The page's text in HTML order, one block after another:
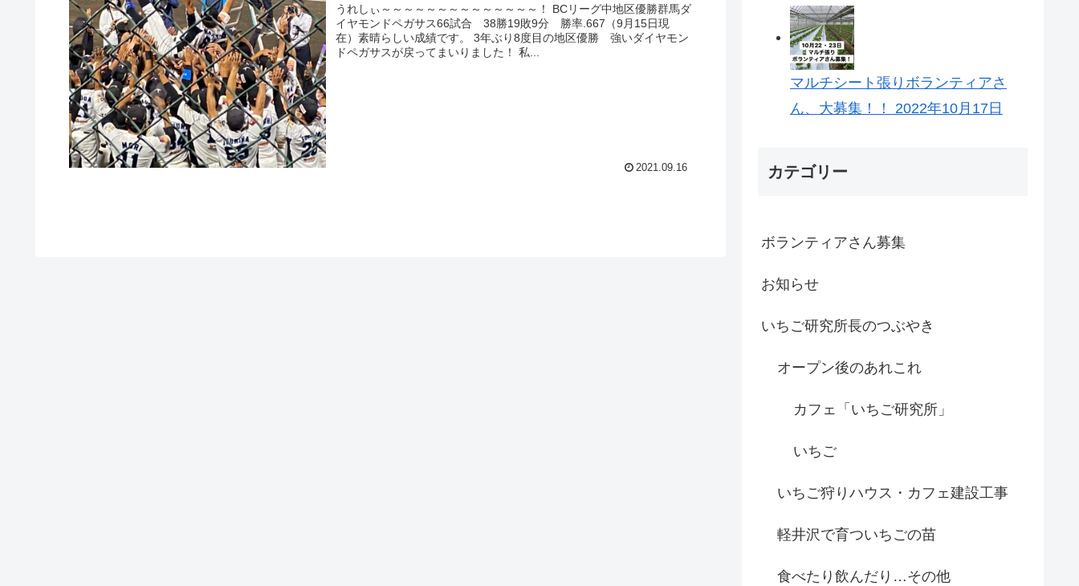
うれしぃ～～～～～～～～～～～～～～！ BCリーグ中地区優勝群馬ダ
イヤモンドペガサス66試合 38勝19敗9分 勝率.667（9月15日現
在）素晴らしい成績です。 3年ぶり8度目の地区優勝 強いダイヤモン
ドペガサスが戻ってまいりました！ 私...
2021.09.16
マルチシート張りボランティアさ
ん、大募集！！
2022年10月17日
カテゴリー
ボランティアさん募集
お知らせ
いちご研究所長のつぶやき
オープン後のあれこれ
カフェ「いちご研究所」
いちご
いちご狩りハウス・カフェ建設工事
軽井沢で育ついちごの苗
食べたり飲んだり…その他